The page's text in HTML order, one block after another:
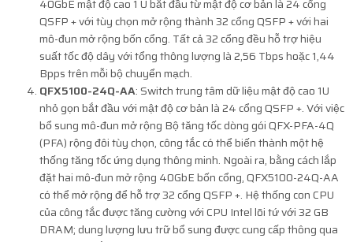
40GbE mật độ cao 1 U bắt đầu từ mật độ cơ bản là 24 cổng
QSFP + với tùy chọn mở rộng thành 32 cổng QSFP + với hai
mô-đun mở rộng bốn cổng. Tất cả 32 cổng đều hỗ trợ hiệu
suất tốc độ dây với tổng thông lượng là 2,56 Tbps hoặc 1,44
Bpps trên mỗi bộ chuyển mạch.
QFX5100-24Q-AA: Switch trung tâm dữ liệu mật độ cao 1U
nhỏ gọn bắt đầu với mật độ cơ bản là 24 cổng QSFP +. Với việc
bổ sung mô-đun mở rộng Bộ tăng tốc dòng gói QFX-PFA-4Q
(PFA) rộng đôi tùy chọn, công tắc có thể biến thành một hệ
thống tăng tốc ứng dụng thông minh. Ngoài ra, bằng cách lắp
đặt hai mô-đun mở rộng 40GbE bốn cổng, QFX5100-24Q-AA
có thể mở rộng để hỗ trợ 32 cổng QSFP +. Hệ thống con CPU
của công tắc được tăng cường với CPU Intel lõi tứ với 32 GB
DRAM; dung lượng lưu trữ bổ sung được cung cấp thông qua